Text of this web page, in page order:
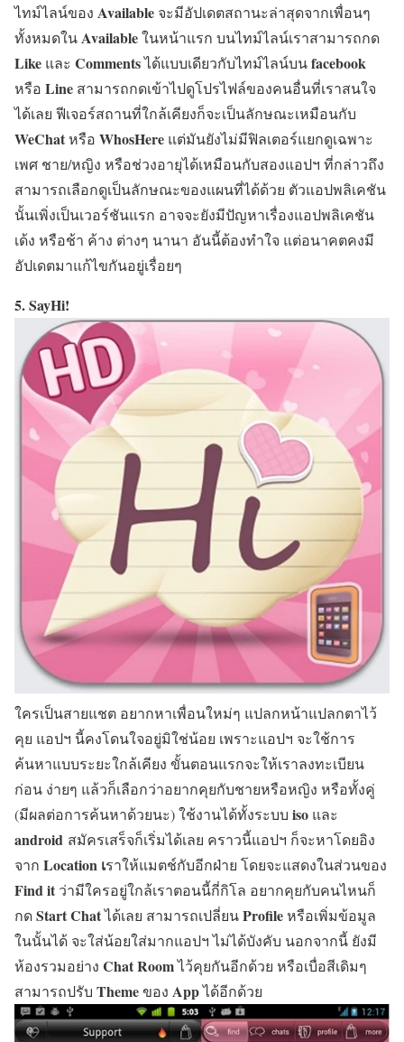
ไทม์ไลน์ของ Available จะมีอัปเดตสถานะล่าสุดจากเพื่อนๆ
ทั้งหมดในAvailableในหน้าแรก บนไทม์ไลน์เราสามารถกด
Like และ Commentsได้แบบเดียวกับไทม์ไลน์บนfacebook
หรือ Line สามารถกดเข้าไปดูโปรไฟล์ของคนอื่นที่เราสนใจ
ได้เลย ฟีเจอร์สถานที่ใกล้เคียงก็จะเป็นลักษณะเหมือนกับ
WeChatหรือ WhosHere แต่มันยังไม่มีฟิลเตอร์แยกดูเฉพาะ
เพศ ชาย/หญิง หรือช่วงอายุได้เหมือนกับสองแอปฯ ที่กล่าวถึง
สามารถเลือกดูเป็นลักษณะของแผนที่ได้ด้วย ตัวแอปพลิเคชัน
นั้นเพิ่งเป็นเวอร์ชันแรก อาจจะยังมีปัญหาเรื่องแอปพลิเคชัน
เด้ง หรือช้า ค้าง ต่างๆ นานา อันนี้ต้องทำใจ แต่อนาคตคงมี
อัปเดตมาแก้ไขกันอยู่เรื่อยๆ
5. SayHi!
ใครเป็นสายแชต อยากหาเพื่อนใหม่ๆ แปลกหน้าแปลกตาไว้
คุย แอปฯ นี้คงโดนใจอยู่มิใช่น้อย เพราะแอปฯ จะใช้การ
ค้นหาแบบระยะใกล้เคียง ขั้นตอนแรกจะให้เราลงทะเบียน
ก่อน ง่ายๆ แล้วก็เลือกว่าอยากคุยกับชายหรือหญิง หรือทั้งคู่
(มีผลต่อการค้นหาด้วยนะ) ใช้งานได้ทั้งระบบ iso และ
android สมัครเสร็จก็เริ่มได้เลย คราวนี้แอปฯ ก็จะหาโดยอิง
จาก Location เราให้แมตช์กับอีกฝ่าย โดยจะแสดงในส่วนของ
Find it ว่ามีใครอยู่ใกล้เราตอนนี้กี่กิโล อยากคุยกับคนไหนก็
กดStart Chatได้เลย สามารถเปลี่ยนProfileหรือเพิ่มข้อมูล
ในนั้นได้ จะใส่น้อยใส่มากแอปฯ ไม่ได้บังคับ นอกจากนี้ ยังมี
ห้องรวมอย่าง Chat Roomไว้คุยกันอีกด้วย หรือเบื่อสีเดิมๆ
สามารถปรับ Themeของ Appได้อีกด้วย